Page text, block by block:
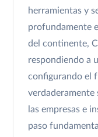
herramientas y
profundamente
del continente,
respondiendo a
configurando el
verdaderamente
las empresas e
paso